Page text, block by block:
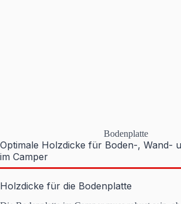
Bodenplatte
Optimale Holzdicke für Boden-, Wand-
im Camper
Holzdicke für die Bodenplatte